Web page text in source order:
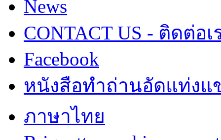
News
CONTACT US - ติดต่อเ
Facebook
หนังสือทำถ่านอัดแท่งแ
ภาษาไทย